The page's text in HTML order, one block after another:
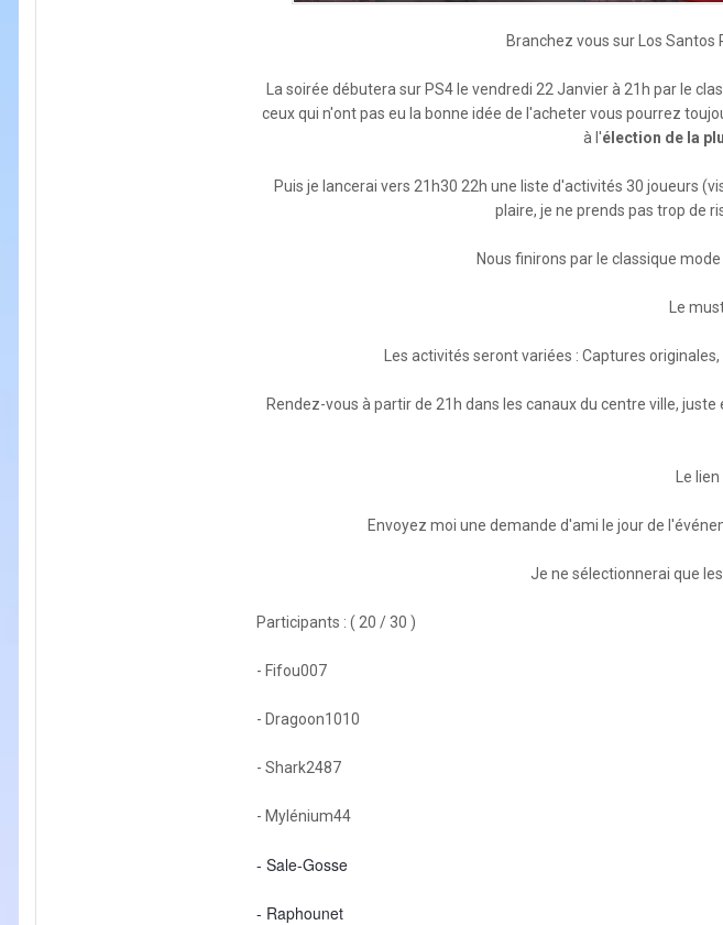
Branchez vous sur Los
La soirée débutera sur PS4 le vendredi 22 Janvier à 21h par le
ceux qui n'ont pas eu la bonne idée de l'acheter vous pourrez
à l'élection de la
Puis je lancerai vers 21h30 22h une liste d'activités 30 joueurs
plaire, je ne prends pas trop de
Nous finirons par le classique
Le
Les activités seront variées : Captures
Rendez-vous à partir de 21h dans les canaux du centre ville,
Le
Envoyez moi une demande d'ami le jour de
Je ne sélectionnerai que
Participants : ( 20 / 30 )
- Fifou007
- Dragoon1010
- Shark2487
- Mylénium44
- Sale-Gosse
- Raphounet